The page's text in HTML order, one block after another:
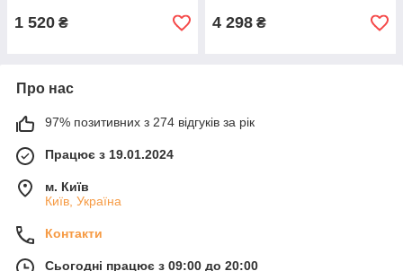
1 520 ₴ 4 298 ₴
Про нас
97% позитивних з 274 відгуків за рік
Працює з 19.01.2024
м. Київ
Київ, Україна
Контакти
Сьогодні працює з 09:00 до 20:00